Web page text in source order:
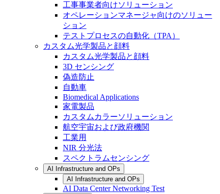
工事事業者向けソリューション
オペレーションマネージャ向けのソリュー
ション
テストプロセスの自動化（TPA）
カスタム光学製品と顔料
カスタム光学製品と顔料
3D センシング
偽造防止
自動車
Biomedical Applications
家電製品
カスタムカラーソリューション
航空宇宙および政府機関
工業用
NIR 分光法
スペクトラムセンシング
AI Infrastructure and OPs
AI Infrastructure and OPs
AI Data Center Networking Test